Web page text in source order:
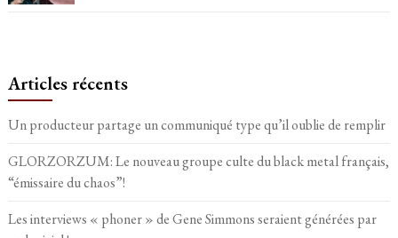
Articles récents
Un producteur partage un communiqué type qu’il oublie de remplir
GLORZORZUM: Le nouveau groupe culte du black metal français,
“émissaire du chaos”!
Les interviews « phoner » de Gene Simmons seraient générées par